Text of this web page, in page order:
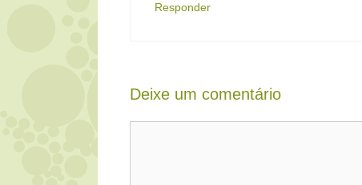
Responder
Deixe um comentário